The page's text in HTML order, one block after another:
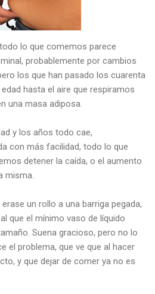
lo que comemos parece
probablemente por cambios
los que han pasado los cuarenta
hasta el aire que respiramos
una masa adiposa.
y los años todo cae,
con más facilidad, todo lo que
detener la caída, o el aumento
misma.
un rollo a una barriga pegada,
que el mínimo vaso de líquido
Suena gracioso, pero no lo
el problema, que ve que al hacer
y que dejar de comer ya no es